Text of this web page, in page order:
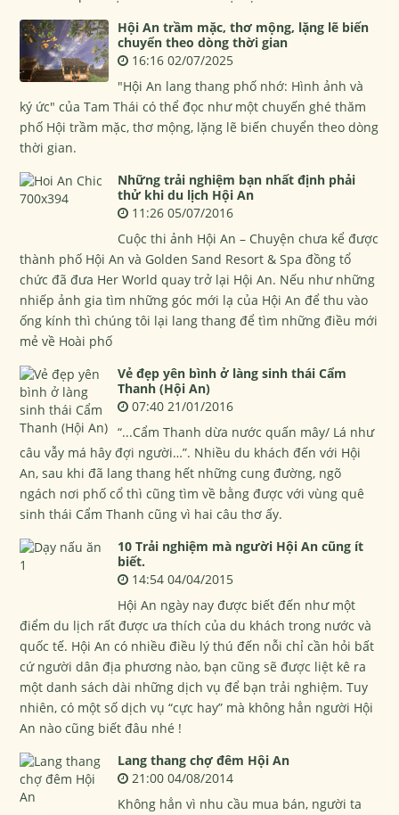
Hội An trầm mặc, thơ mộng, lặng lẽ biến
chuyển theo dòng thời gian
16:16 02/07/2025
"Hội An lang thang phố nhớ: Hình ảnh và
ký ức" của Tam Thái có thể đọc như một chuyến ghé thăm
phố Hội trầm mặc, thơ mộng, lặng lẽ biến chuyển theo dòng
thời gian.
Những trải nghiệm bạn nhất định phải
thử khi du lịch Hội An
11:26 05/07/2016
Cuộc thi ảnh Hội An – Chuyện chưa kể được
thành phố Hội An và Golden Sand Resort & Spa đồng tổ
chức đã đưa Her World quay trở lại Hội An. Nếu như những
nhiếp ảnh gia tìm những góc mới lạ của Hội An để thu vào
ống kính thì chúng tôi lại lang thang để tìm những điều mới
mẻ về Hoài phố
Vẻ đẹp yên bình ở làng sinh thái Cẩm
Thanh (Hội An)
07:40 21/01/2016
“...Cẩm Thanh dừa nước quấn mây/ Lá như
câu vẫy má hây đợi người…”. Nhiều du khách đến với Hội
An, sau khi đã lang thang hết những cung đường, ngõ
ngách nơi phố cổ thì cũng tìm về bằng được với vùng quê
sinh thái Cẩm Thanh cũng vì hai câu thơ ấy.
10 Trải nghiệm mà người Hội An cũng ít
biết.
14:54 04/04/2015
Hội An ngày nay được biết đến như một
điểm du lịch rất được ưa thích của du khách trong nước và
quốc tế. Hội An có nhiều điều lý thú đến nỗi chỉ cần hỏi bất
cứ người dân địa phương nào, bạn cũng sẽ được liệt kê ra
một danh sách dài những dịch vụ để bạn trải nghiệm. Tuy
nhiên, có một số dịch vụ “cực hay” mà không hẳn người Hội
An nào cũng biết đâu nhé !
Lang thang chợ đêm Hội An
21:00 04/08/2014
Không hẳn vì nhu cầu mua bán, người ta